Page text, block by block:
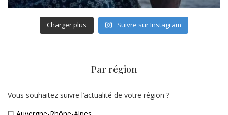
Charger plus Suivre sur Instagram
Par région
Vous souhaitez suivre l’actualité de votre région ?